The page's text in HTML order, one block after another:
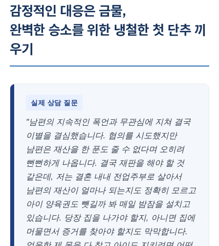
감정적인 대응은 금물,
완벽한 승소를 위한 냉철한 첫 단추 끼
우기
실제 상담 질문
"남편의 지속적인 폭언과 무관심에 지쳐 결국
이별을 결심했습니다. 협의를 시도했지만
남편은 재산을 한 푼도 줄 수 없다며 오히려
뻔뻔하게 나옵니다. 결국 재판을 해야 할 것
같은데, 저는 결혼 내내 전업주부로 살아서
남편의 재산이 얼마나 되는지도 정확히 모르고
아이 양육권도 뺏길까 봐 매일 밤잠을 설치고
있습니다. 당장 집을 나가야 할지, 아니면 집에
머물면서 증거를 찾아야 할지도 막막합니다.